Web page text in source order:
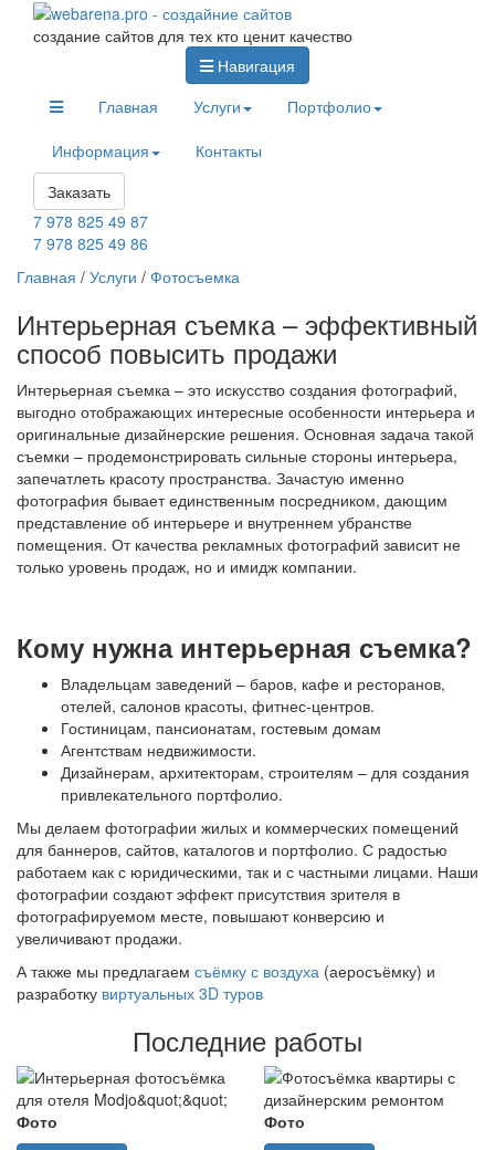
создание сайтов для тех кто ценит качество
Навигация
Главная
Услуги
Портфолио
Информация
Контакты
Заказать
7 978 825 49 87
7 978 825 49 86
Главная / Услуги / Фотосъемка
Интерьерная съемка – эффективный
способ повысить продажи
Интерьерная съемка – это искусство создания фотографий,
выгодно отображающих интересные особенности интерьера и
оригинальные дизайнерские решения. Основная задача такой
съемки – продемонстрировать сильные стороны интерьера,
запечатлеть красоту пространства. Зачастую именно
фотография бывает единственным посредником, дающим
представление об интерьере и внутреннем убранстве
помещения. От качества рекламных фотографий зависит не
только уровень продаж, но и имидж компании.
Кому нужна интерьерная съемка?
Владельцам заведений – баров, кафе и ресторанов,
отелей, салонов красоты, фитнес-центров.
Гостиницам, пансионатам, гостевым домам
Агентствам недвижимости.
Дизайнерам, архитекторам, строителям – для создания
привлекательного портфолио.
Мы делаем фотографии жилых и коммерческих помещений
для баннеров, сайтов, каталогов и портфолио. С радостью
работаем как с юридическими, так и с частными лицами. Наши
фотографии создают эффект присутствия зрителя в
фотографируемом месте, повышают конверсию и
увеличивают продажи.
А также мы предлагаем съёмку с воздуха (аеросъёмку) и
разработку виртуальных 3D туров
Последние работы
Фото
Фото